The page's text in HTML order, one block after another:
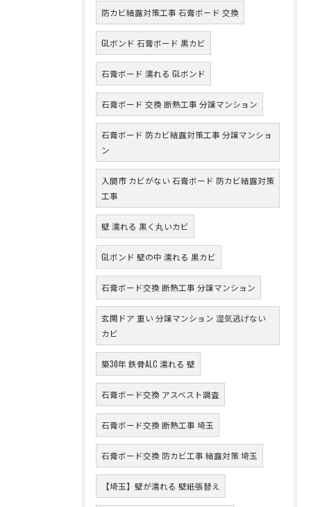
防カビ結露対策工事 石膏ボード 交換
GLボンド 石膏ボード 黒カビ
石膏ボード 濡れる GLボンド
石膏ボード 交換 断熱工事 分譲マンション
石膏ボード 防カビ結露対策工事 分譲マンショ
ン
入間市 カビがない 石膏ボード 防カビ結露対策
工事
壁 濡れる 黒く丸いカビ
GLボンド 壁の中 濡れる 黒カビ
石膏ボード交換 断熱工事 分譲マンション
玄関ドア 重い 分譲マンション 湿気逃げない
カビ
築30年 鉄骨ALC 濡れる 壁
石膏ボード交換 アスベスト調査
石膏ボード交換 断熱工事 埼玉
石膏ボード交換 防カビ工事 結露対策 埼玉
【埼玉】壁が濡れる 壁紙張替え